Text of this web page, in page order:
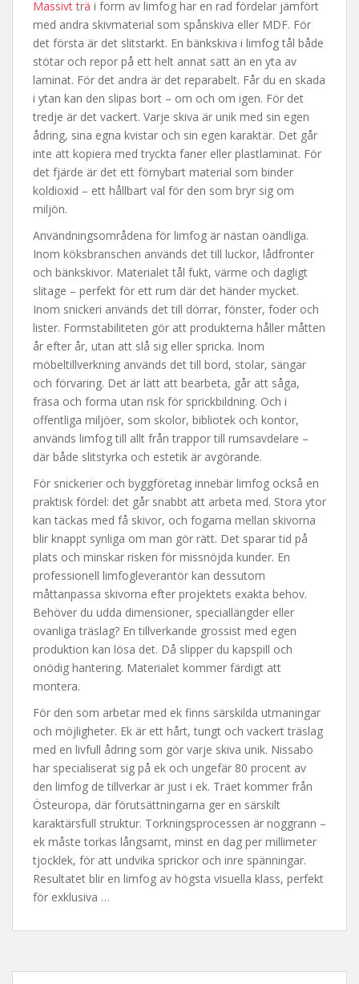
Massivt trä i form av limfog har en rad fördelar jämfört
med andra skivmaterial som spånskiva eller MDF. För
det första är det slitstarkt. En bänkskiva i limfog tål både
stötar och repor på ett helt annat sätt än en yta av
laminat. För det andra är det reparabelt. Får du en skada
i ytan kan den slipas bort – om och om igen. För det
tredje är det vackert. Varje skiva är unik med sin egen
ådring, sina egna kvistar och sin egen karaktär. Det går
inte att kopiera med tryckta faner eller plastlaminat. För
det fjärde är det ett förnybart material som binder
koldioxid – ett hållbart val för den som bryr sig om
miljön.
Användningsområdena för limfog är nästan oändliga.
Inom köksbranschen används det till luckor, lådfronter
och bänkskivor. Materialet tål fukt, värme och dagligt
slitage – perfekt för ett rum där det händer mycket.
Inom snickeri används det till dörrar, fönster, foder och
lister. Formstabiliteten gör att produkterna håller måtten
år efter år, utan att slå sig eller spricka. Inom
möbeltillverkning används det till bord, stolar, sängar
och förvaring. Det är lätt att bearbeta, går att såga,
fräsa och forma utan risk för sprickbildning. Och i
offentliga miljöer, som skolor, bibliotek och kontor,
används limfog till allt från trappor till rumsavdelare –
där både slitstyrka och estetik är avgörande.
För snickerier och byggföretag innebär limfog också en
praktisk fördel: det går snabbt att arbeta med. Stora ytor
kan täckas med få skivor, och fogarna mellan skivorna
blir knappt synliga om man gör rätt. Det sparar tid på
plats och minskar risken för missnöjda kunder. En
professionell limfogleverantör kan dessutom
måttanpassa skivorna efter projektets exakta behov.
Behöver du udda dimensioner, speciallängder eller
ovanliga träslag? En tillverkande grossist med egen
produktion kan lösa det. Då slipper du kapspill och
onödig hantering. Materialet kommer färdigt att
montera.
För den som arbetar med ek finns särskilda utmaningar
och möjligheter. Ek är ett hårt, tungt och vackert träslag
med en livfull ådring som gör varje skiva unik. Nissabo
har specialiserat sig på ek och ungefär 80 procent av
den limfog de tillverkar är just i ek. Träet kommer från
Östeuropa, där förutsättningarna ger en särskilt
karaktärsfull struktur. Torkningsprocessen är noggrann –
ek måste torkas långsamt, minst en dag per millimeter
tjocklek, för att undvika sprickor och inre spänningar.
Resultatet blir en limfog av högsta visuella klass, perfekt
för exklusiva …